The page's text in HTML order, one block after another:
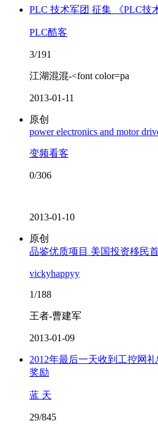
PLC 技术军团 征集 《PLC技
PLC酷客
3/191
江湖混混-<font color=pa
2013-01-11
原创
power electronics and motor
变频看客
0/306
2013-01-10
原创
品鉴优质项目 美国投资移民
vickyhappyy
1/188
王者-曹建军
2013-01-09
2012年最后一天收到工控网
奖励
蓝 天
29/845